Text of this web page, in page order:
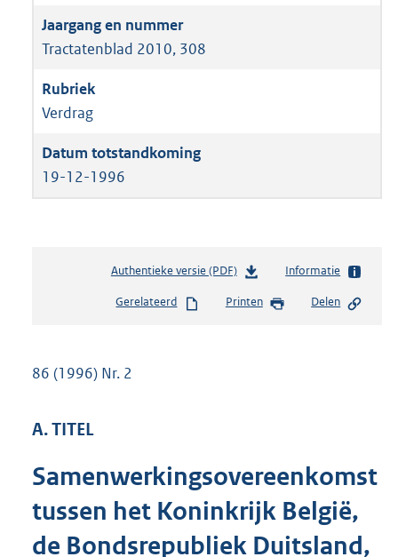
Tractatenblad 2010, 308
Verdrag
19-12-1996
Authentieke versie (PDF)b
s
o
t
:
Informatie
Gerelateerd Printen Delen
86 (1996) Nr. 2
A. TITEL
Samenwerkingsovereenkomst
tussen het Koninkrijk België,
de Bondsrepubliek Duitsland,